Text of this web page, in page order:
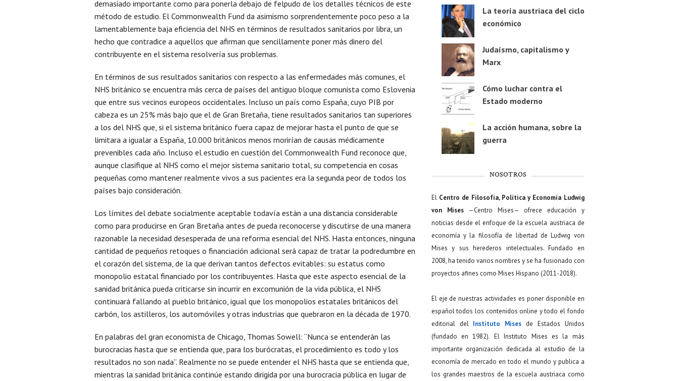
demasiado importante como para ponerla debajo de felpudo de los detalles técnicos de este
método de estudio. El Commonwealth Fund da asimismo sorprendentemente poco peso a la
lamentablemente baja eficiencia del NHS en términos de resultados sanitarios por libra, un
hecho que contradice a aquellos que afirman que sencillamente poner más dinero del
contribuyente en el sistema resolvería sus problemas.
En términos de sus resultados sanitarios con respecto a las enfermedades más comunes, el
NHS británico se encuentra más cerca de países del antiguo bloque comunista como Eslovenia
que entre sus vecinos europeos occidentales. Incluso un país como España, cuyo PIB por
cabeza es un 25% más bajo que el de Gran Bretaña, tiene resultados sanitarios tan superiores
a los del NHS que, si el sistema británico fuera capaz de mejorar hasta el punto de que se
limitara a igualar a España, 10.000 británicos menos morirían de causas médicamente
prevenibles cada año. Incluso el estudio en cuestión del Commonwealth Fund reconoce que,
aunque clasifique al NHS como el mejor sistema sanitario total, su competencia en cosas
pequeñas como mantener realmente vivos a sus pacientes era la segunda peor de todos los
países bajo consideración.
Los límites del debate socialmente aceptable todavía están a una distancia considerable
como para producirse en Gran Bretaña antes de pueda reconocerse y discutirse de una manera
razonable la necesidad desesperada de una reforma esencial del NHS. Hasta entonces, ninguna
cantidad de pequeños retoques o financiación adicional será capaz de tratar la podredumbre en
el corazón del sistema, de la que derivan tantos defectos evitables: su estatus como
monopolio estatal financiado por los contribuyentes. Hasta que este aspecto esencial de la
sanidad británica pueda criticarse sin incurrir en excomunión de la vida pública, el NHS
continuará fallando al pueblo británico, igual que los monopolios estatales británicos del
carbón, los astilleros, los automóviles y otras industrias que quebraron en la década de 1970.
En palabras del gran economista de Chicago, Thomas Sowell: “Nunca se entenderán las
burocracias hasta que se entienda que, para los burócratas, el procedimiento es todo y los
resultados no son nada”. Realmente no se puede entender el NHS hasta que se entienda que,
mientras la sanidad británica continúe estando dirigida por una burocracia pública en lugar de
La teoría austriaca del ciclo
económico
Judaísmo, capitalismo y
Marx
Cómo luchar contra el
Estado moderno
La acción humana, sobre la
guerra
NOSOTROS
El Centro de Filosofía, Política y Economía Ludwig
von Mises—Centro Mises— ofrece educación y
noticias desde el enfoque de la escuela austriaca de
economía y la filosofía de libertad de Ludwig von
Mises y sus herederos intelectuales. Fundado en
2008, ha tenido varios nombres y se ha fusionado con
proyectos afines como Mises Hispano (2011-2018).
El eje de nuestras actividades es poner disponible en
español todos los contenidos online y todo el fondo
editorial del Instituto Mises de Estados Unidos
(fundado en 1982). El Instituto Mises es la más
importante organización dedicada al estudio de la
economía de mercado en todo el mundo y publica a
los grandes maestros de la escuela austriaca como